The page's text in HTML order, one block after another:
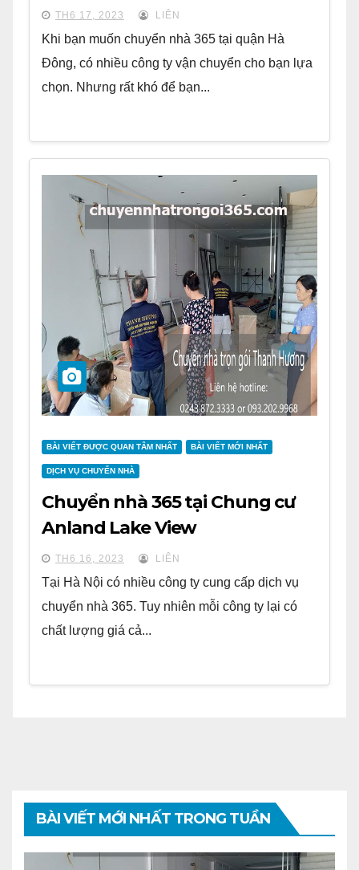
TH6 17, 2023 LIÊN
Khi bạn muốn chuyển nhà 365 tại quận Hà
Đông, có nhiều công ty vận chuyển cho bạn lựa
chọn. Nhưng rất khó để bạn...
BÀI VIẾT ĐƯỢC QUAN TÂM NHẤT BÀI VIẾT MỚI NHẤT
DỊCH VỤ CHUYỂN NHÀ
Chuyển nhà 365 tại Chung cư
Anland Lake View
TH6 16, 2023 LIÊN
Tại Hà Nội có nhiều công ty cung cấp dịch vụ
chuyển nhà 365. Tuy nhiên mỗi công ty lại có
chất lượng giá cả...
BÀI VIẾT MỚI NHẤT TRONG TUẦN